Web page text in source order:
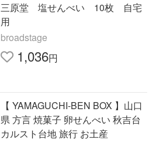
三原堂 塩せんべい 10枚 自宅
用
broadstage
1,036円
【 YAMAGUCHI-BEN BOX 】山口
県 方言 焼菓子 卵せんべい 秋吉台
カルスト台地 旅行 お土産